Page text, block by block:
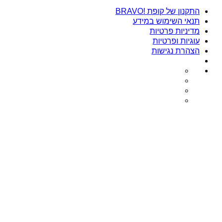
התקנון של קופת !BRAVO
תנאי השימוש במידע
מדיניות פרטיות
עוגיות ופרטיות
הצהרת נגישות